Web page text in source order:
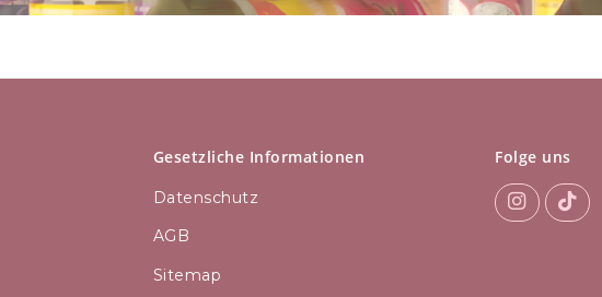
Gesetzliche Informationen
Datenschutz
AGB
Sitemap
Folge uns